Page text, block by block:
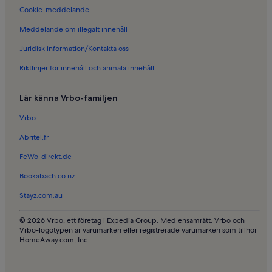
Semesterboenden i Kåseberga
Semesterboenden i Brantevik
Familjevänliga semesterboenden i Österlen
Semesterboenden med pool i Österlen
Husdjursvänliga semesterboenden i Nybrostrand
Cookie-meddelande
Meddelande om illegalt innehåll
Juridisk information/Kontakta oss
Riktlinjer för innehåll och anmäla innehåll
Lär känna Vrbo-familjen
Vrbo
Abritel.fr
FeWo-direkt.de
Bookabach.co.nz
Stayz.com.au
© 2026 Vrbo, ett företag i Expedia Group. Med ensamrätt. Vrbo och
Vrbo-logotypen är varumärken eller registrerade varumärken som tillhör
HomeAway.com, Inc.